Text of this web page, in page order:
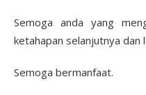
Semoga anda yang
ketahapan selanjutnya dan
Semoga bermanfaat.